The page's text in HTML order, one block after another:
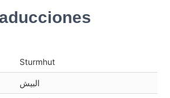
Sturmhut
البيش